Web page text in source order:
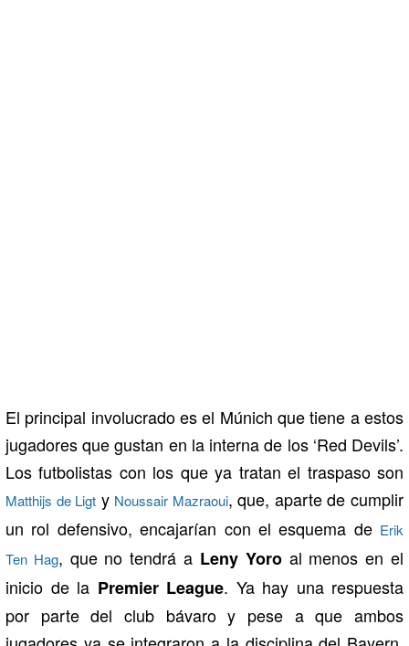
El principal involucrado es el Múnich que tiene a estos
jugadores que gustan en la interna de los ‘Red Devils’.
Los futbolistas con los que ya tratan el traspaso son
Matthijs de Ligt y Noussair Mazraoui, que, aparte de cumplir
un rol defensivo, encajarían con el esquema de Erik
Ten Hag, que no tendrá a Leny Yoroal menos en el
inicio de la Premier League. Ya hay una respuesta
por parte del club bávaro y pese a que ambos